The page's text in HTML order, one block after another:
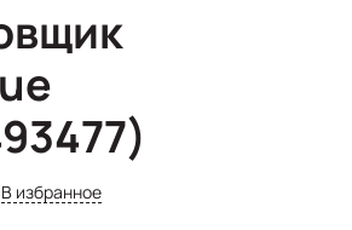
В избранное